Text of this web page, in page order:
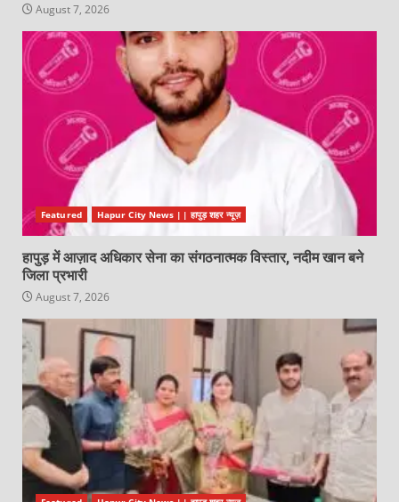
August 7, 2026
Featured Hapur City News || हापुड़ शहर न्यूज़
हापुड़ में आज़ाद अधिकार सेना का संगठनात्मक विस्तार, नदीम खान बने
जिला प्रभारी
August 7, 2026